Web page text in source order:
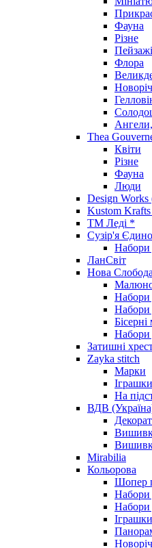
Фауна
Різне
Пейзажі
Флора
Thea
Квіти
Різне
Фауна
Люди
Design
Kustom
ТМ Леді *
Сузір'я
Набори
ЛанСвіт
Нова Слобода
Набори
Набори
Набори
Затишні
Zayka stitch
Марки
Іграшки
На
ВДВ
Mirabilia
Кольорова
Шопер
Набори
Набори